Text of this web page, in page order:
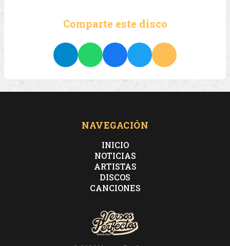
Comparte este disco
NAVEGACIÓN
INICIO
NOTICIAS
ARTISTAS
DISCOS
CANCIONES